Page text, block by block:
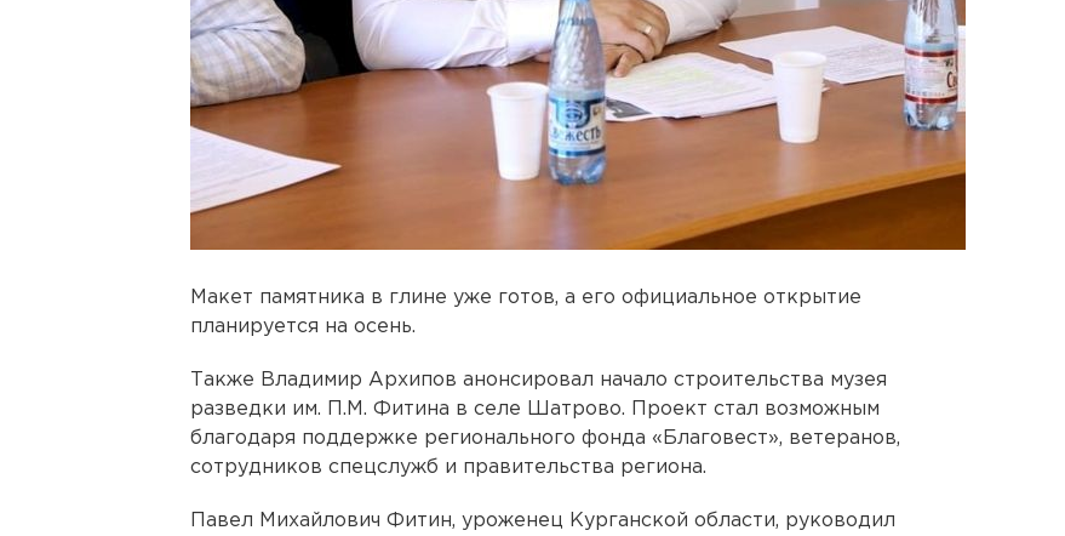
Макет памятника в глине уже готов, а его официальное открытие
планируется на осень.
Также Владимир Архипов анонсировал начало строительства музея
разведки им. П.М. Фитина в селе Шатрово. Проект стал возможным
благодаря поддержке регионального фонда «Благовест», ветеранов,
сотрудников спецслужб и правительства региона.
Павел Михайлович Фитин, уроженец Курганской области, руководил